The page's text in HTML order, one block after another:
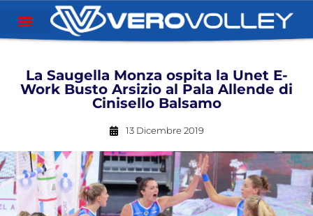
La Saugella Monza ospita la Unet E-
Work Busto Arsizio al Pala Allende di
Cinisello Balsamo
13 Dicembre 2019